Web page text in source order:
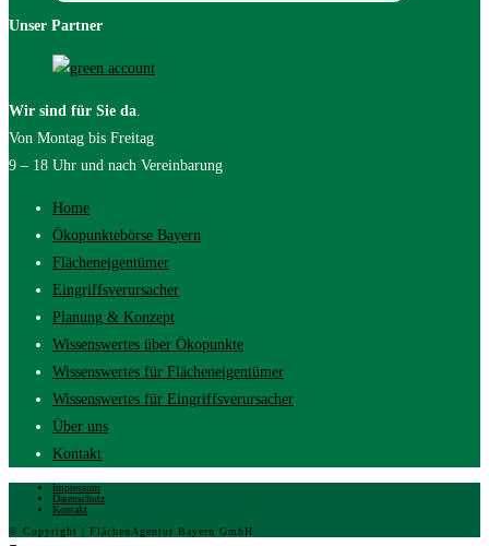
Unser Partner
Wir sind für Sie da.
Von Montag bis Freitag
9 – 18 Uhr und nach Vereinbarung
Home
Ökopunktebörse Bayern
Flächeneigentümer
Eingriffsverursacher
Planung & Konzept
Wissenswertes über Ökopunkte
Wissenswertes für Flächeneigentümer
Wissenswertes für Eingriffsverursacher
Über uns
Kontakt
Impressum
Datenschutz
Kontakt
© Copyright | FlächenAgentur Bayern GmbH